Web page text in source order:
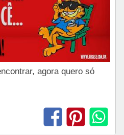
agora quero só